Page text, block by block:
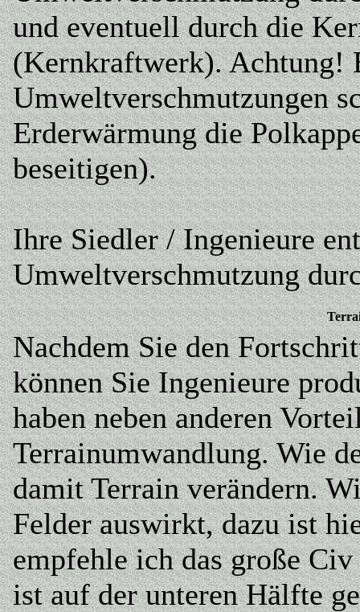
und eventuell durch die
(Kernkraftwerk). Achtung!
Umweltverschmutzungen
Erderwärmung die
beseitigen).
Ihre Siedler / Ingenieure
Umweltverschmutzung
Nachdem Sie den
können Sie Ingenieure
haben neben anderen
Terrainumwandlung. Wie
damit Terrain verändern.
Felder auswirkt, dazu ist
empfehle ich das große
ist auf der unteren Hälfte